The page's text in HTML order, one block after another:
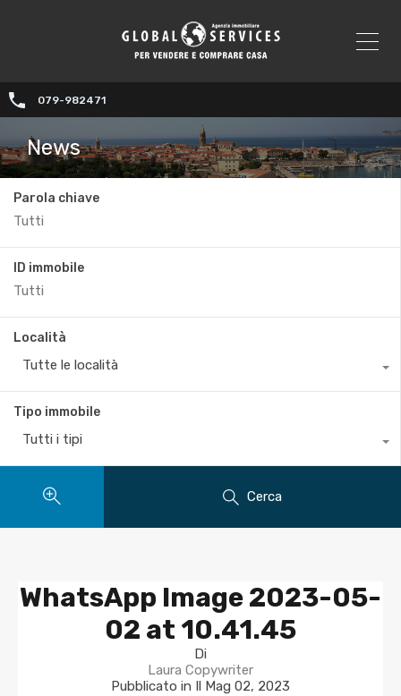
079-982471
News
Parola chiave
ID immobile
Località
Tutte le località
Tipo immobile
Tutti i tipi
Cerca
WhatsApp Image 2023-05-
02 at 10.41.45
Di
Laura Copywriter
Pubblicato in Il Mag 02, 2023